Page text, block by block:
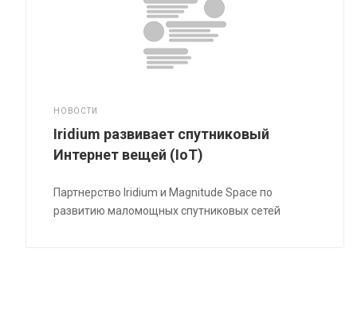
НОВОСТИ
Iridium развивает спутниковый
Интернет вещей (IoT)
Партнерство Iridium и Magnitude Space по
развитию маломощных спутниковых сетей